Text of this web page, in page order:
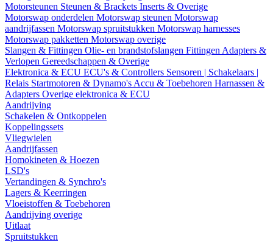
Motorsteunen Steunen & Brackets Inserts & Overige
Motorswap onderdelen Motorswap steunen Motorswap
aandrijfassen Motorswap spruitstukken Motorswap harnesses
Motorswap pakketten Motorswap overige
Slangen & Fittingen Olie- en brandstofslangen Fittingen Adapters &
Verlopen Gereedschappen & Overige
Elektronica & ECU ECU's & Controllers Sensoren | Schakelaars |
Relais Startmotoren & Dynamo's Accu & Toebehoren Harnassen &
Adapters Overige elektronica & ECU
Aandrijving
Schakelen & Ontkoppelen
Koppelingssets
Vliegwielen
Aandrijfassen
Homokineten & Hoezen
LSD's
Vertandingen & Synchro's
Lagers & Keerringen
Vloeistoffen & Toebehoren
Aandrijving overige
Uitlaat
Spruitstukken